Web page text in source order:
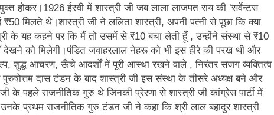
होकर।1926 ईस्वी में शास्त्री जी जब लाला लाजपत राय की ‘सर्वेन्टस
मिलते थे।शास्त्री जी ने ललिता शास्त्री, अपनी पत्नी से पूछा कि क्या
के यह कहने पर कि मैं तो उसमें से ₹10 बचा लेती हूँ , उन्होंने संस्था से ₹10
देखने को मिलेगी।पंडित जवाहरलाल नेहरू को भी इस हीरे की परख थी और
शुद्ध आचरण, ऊँचे आदर्शों में पूरी आस्था रखने वाले , निरंतर सजग व्यक्तित्व
पुरुषोत्तम दास टंडन के बाद शास्त्री जी इस संस्था के तीसरे अध्यक्ष बने और
के पहले राजनीतिक गुरु थे जिनकी प्रेरणा से शास्त्री जी कांग्रेस पार्टी में
प्रथम राजनीतिक गुरु टंडन जी ने कहा कि श्री लाल बहादुर शास्त्री